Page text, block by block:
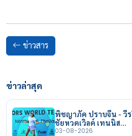
ข่าวสาร
ข่าวล่าสุด
พิชญาภัค ปราบจีน - วี
ชัยหวดเวิลด์ เทนนิส…
03-08-2026